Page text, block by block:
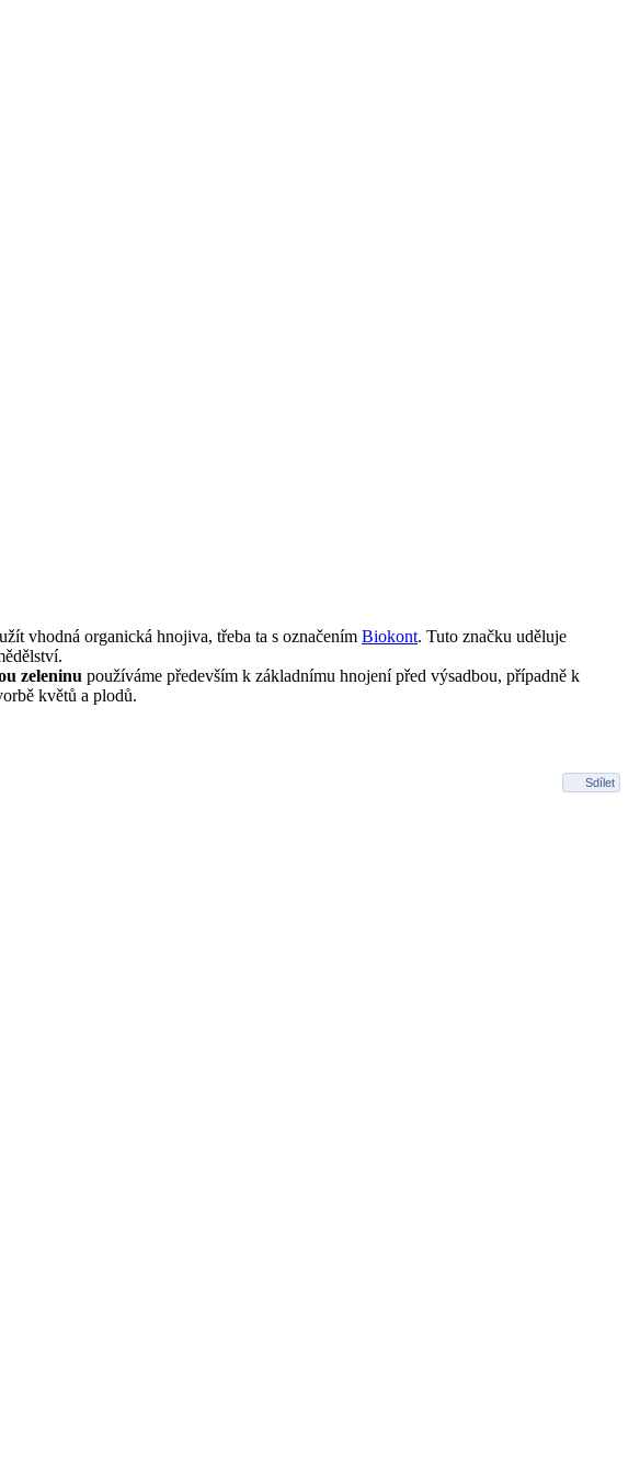
vhodná organická hnojiva, třeba ta s označením Biokont. Tuto značku uděluje
zeleninu používáme především k základnímu hnojení před výsadbou, případně k
květů a plodů.
Sdílet